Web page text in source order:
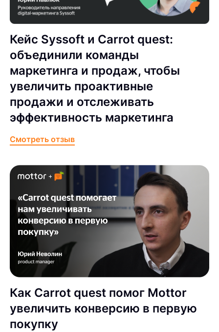
Как Carrot quest помог Mottor
увеличить конверсию в первую
покупку
Кейс Syssoft и Carrot quest:
объединили команды
маркетинга и продаж, чтобы
увеличить проактивные
продажи и отслеживать
эффективность маркетинга
Смотреть отзыв